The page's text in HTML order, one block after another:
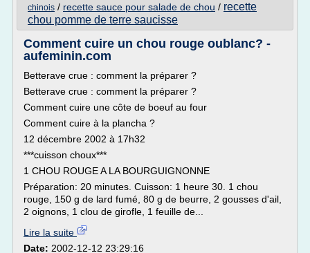
chinois / recette sauce pour salade de chou / recette
chou pomme de terre saucisse
Comment cuire un chou rouge oublanc? -
aufeminin.com
Betterave crue : comment la préparer ?
Betterave crue : comment la préparer ?
Comment cuire une côte de boeuf au four
Comment cuire à la plancha ?
12 décembre 2002 à 17h32
***cuisson choux***
1 CHOU ROUGE A LA BOURGUIGNONNE
Préparation: 20 minutes. Cuisson: 1 heure 30. 1 chou
rouge, 150 g de lard fumé, 80 g de beurre, 2 gousses d'ail,
2 oignons, 1 clou de girofle, 1 feuille de...
Lire la suite
Date: 2002-12-12 23:29:16